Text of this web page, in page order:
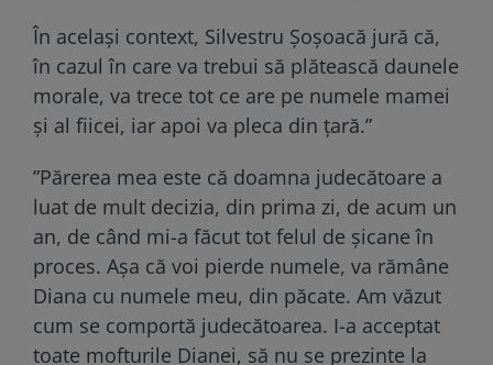
În același context, Silvestru Șoșoacă jură că,
în cazul în care va trebui să plătească daunele
morale, va trece tot ce are pe numele mamei
și al fiicei, iar apoi va pleca din țară.”
”Părerea mea este că doamna judecătoare a
luat de mult decizia, din prima zi, de acum un
an, de când mi-a făcut tot felul de șicane în
proces. Așa că voi pierde numele, va rămâne
Diana cu numele meu, din păcate. Am văzut
cum se comportă judecătoarea. I-a acceptat
toate mofturile Dianei, să nu se prezinte la